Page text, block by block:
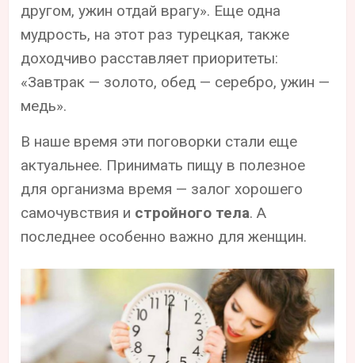
другом, ужин отдай врагу». Еще одна
мудрость, на этот раз турецкая, также
доходчиво расставляет приоритеты:
«Завтрак — золото, обед — серебро, ужин —
медь».
В наше время эти поговорки стали еще
актуальнее. Принимать пищу в полезное
для организма время — залог хорошего
самочувствия и стройного тела. А
последнее особенно важно для женщин.